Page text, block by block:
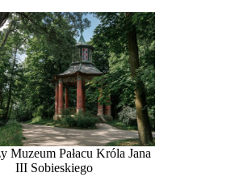
Muzeum Pałacu Króla Jana
III Sobieskiego